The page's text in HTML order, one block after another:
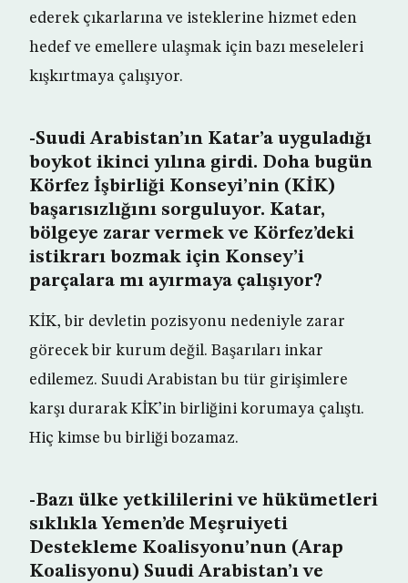
ederek çıkarlarına ve isteklerine hizmet eden
hedef ve emellere ulaşmak için bazı meseleleri
kışkırtmaya çalışıyor.
-Suudi Arabistan’ın Katar’a uyguladığı
boykot ikinci yılına girdi. Doha bugün
Körfez İşbirliği Konseyi’nin (KİK)
başarısızlığını sorguluyor. Katar,
bölgeye zarar vermek ve Körfez’deki
istikrarı bozmak için Konsey’i
parçalara mı ayırmaya çalışıyor?
KİK, bir devletin pozisyonu nedeniyle zarar
görecek bir kurum değil. Başarıları inkar
edilemez. Suudi Arabistan bu tür girişimlere
karşı durarak KİK’in birliğini korumaya çalıştı.
Hiç kimse bu birliği bozamaz.
-Bazı ülke yetkililerini ve hükümetleri
sıklıkla Yemen’de Meşruiyeti
Destekleme Koalisyonu’nun (Arap
Koalisyonu) Suudi Arabistan’ı ve